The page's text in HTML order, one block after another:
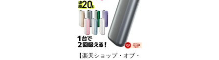
ク マシーン レスティ SK
1 IQOSイルマ互換機 イ
ルマ互換機 アイコス互換
機 電子タバコ 本体 加熱
式タバコ ランキング 連
続30本 イルマ用 IQOSIL
UMA用
【楽天ショップ・オブ・